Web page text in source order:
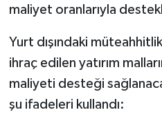
maliyet oranlarıyla
Yurt dışındaki
ihraç edilen yatırım
maliyeti desteği
şu ifadeleri kullandı: